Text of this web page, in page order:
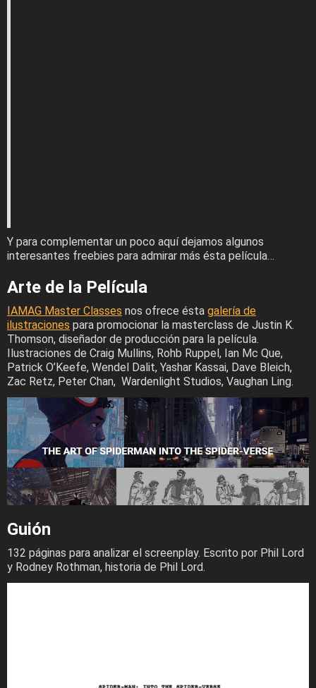
Y para complementar un poco aquí dejamos algunos
interesantes freebies para admirar más ésta película…
Arte de la Película
IAMAG Master Classes nos ofrece ésta galería de
ilustraciones para promocionar la masterclass de Justin K.
Thomson, diseñador de producción para la película.
Ilustraciones de Craig Mullins, Rohb Ruppel, Ian Mc Que,
Patrick O’Keefe, Wendel Dalit, Yashar Kassai, Dave Bleich,
Zac Retz, Peter Chan, Wardenlight Studios, Vaughan Ling.
Guión
132 páginas para analizar el screenplay. Escrito por Phil Lord
y Rodney Rothman, historia de Phil Lord.